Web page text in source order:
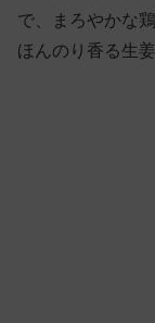
で、まろやかな
ほんのり香る生